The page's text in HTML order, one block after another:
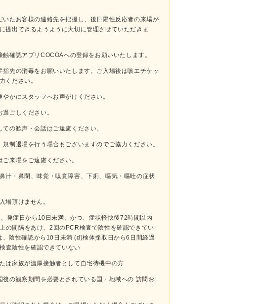
たお客様の連絡先を把握し、後日陽性反応者の来場が
提出できるようように大切に管理させていただきま
確認アプリCOCOAへの登録をお願いいたします。
先の消毒をお願いいたします。ご⼊場後は咳エチケッ
ください。
かにスタッフへお声がけください。
ごしください。
の歓声・会話はご遠慮ください。
制退場を⾏う場合もございますのでご協⼒ください。
来場をご遠慮ください。
汁・⿐閉、味覚・嗅覚障害、下痢、嘔気・嘔吐の症状
場頂けません。
発症⽇から10⽇未満、かつ、症状軽快後72時間以内
の間隔をあけ、2回のPCR検査で陰性を確認できてい
陰性確認から10⽇未満 (d)検体採取⽇から6⽇間経過
査陰性を確認できていない
は家族が濃厚接触者として⾃宅待機中の⽅
後の観察期間を必要とされている国・地域への 訪問お